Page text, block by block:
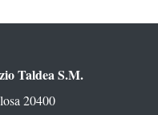
Taldea S.M.
20400